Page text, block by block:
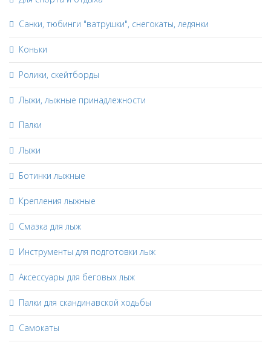
Санки, тюбинги "ватрушки", снегокаты, ледянки
Коньки
Ролики, скейтборды
Лыжи, лыжные принадлежности
Палки
Лыжи
Ботинки лыжные
Крепления лыжные
Смазка для лыж
Инструменты для подготовки лыж
Аксессуары для беговых лыж
Палки для скандинавской ходьбы
Самокаты